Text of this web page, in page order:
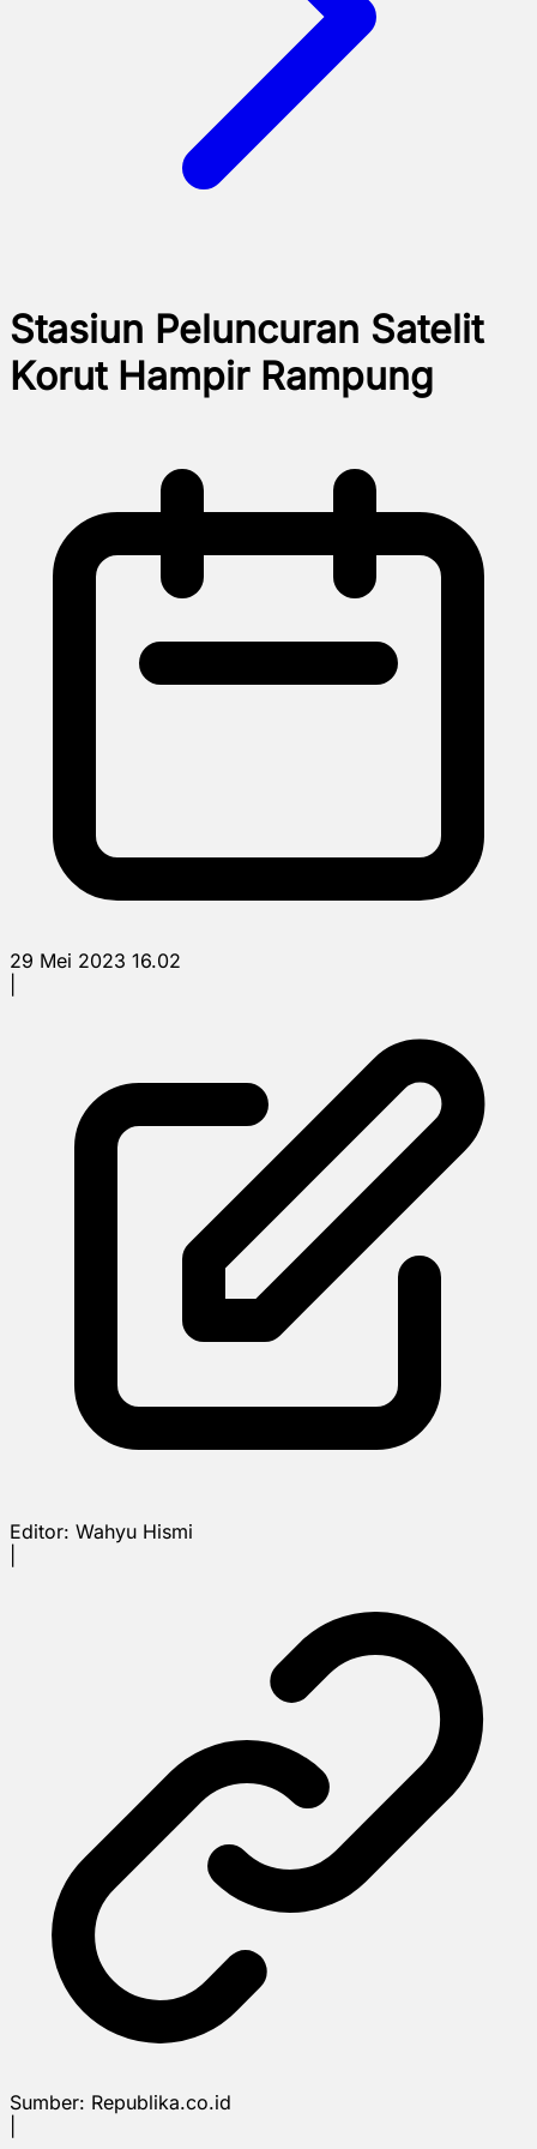
Stasiun Peluncuran Satelit
Korut Hampir Rampung
29 Mei 2023 16.02
Editor: Wahyu Hismi
Sumber: Republika.co.id